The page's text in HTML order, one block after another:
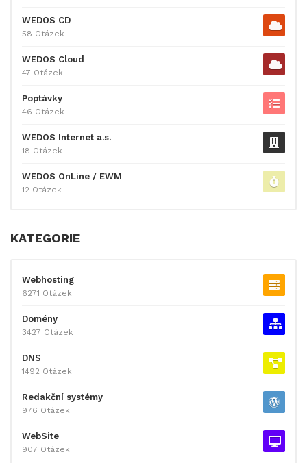
WEDOS CD
58 Otázek
WEDOS Cloud
47 Otázek
Poptávky
46 Otázek
WEDOS Internet a.s.
18 Otázek
WEDOS OnLine / EWM
12 Otázek
KATEGORIE
Webhosting
6271 Otázek
Domény
3427 Otázek
DNS
1492 Otázek
Redakční systémy
976 Otázek
WebSite
907 Otázek